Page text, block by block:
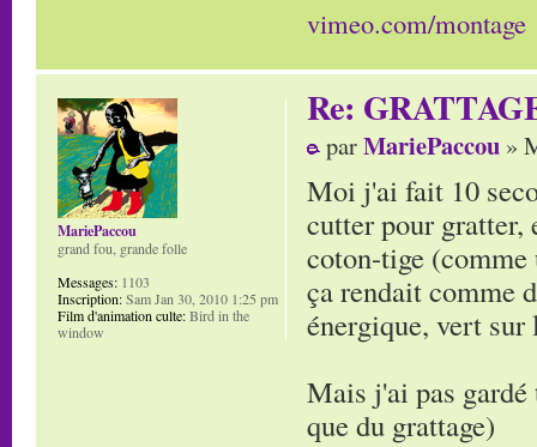
vimeo.com/montage
Re:
parMariePaccou »
Moi j'ai fait 10
cutter pour gratter,
coton-tige
ça rendait comme
énergique, vert sur
Mais j'ai pas
que du grattage)
MariePaccou
grand fou, grande folle
Messages: 1103
Inscription:Sam Jan 30, 2010 1:25 pm
Film d'animation culte:Bird in the
window